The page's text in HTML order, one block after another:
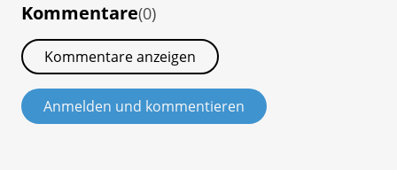
Kommentare(0)
Kommentare anzeigen
Anmelden und kommentieren